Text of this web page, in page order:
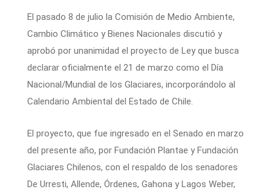
El pasado 8 de julio la Comisión de Medio Ambiente,
Cambio Climático y Bienes Nacionales discutió y
aprobó por unanimidad el proyecto de Ley que busca
declarar oficialmente el 21 de marzo como el Día
Nacional/Mundial de los Glaciares, incorporándolo al
Calendario Ambiental del Estado de Chile.
El proyecto, que fue ingresado en el Senado en marzo
del presente año, por Fundación Plantae y Fundación
Glaciares Chilenos, con el respaldo de los senadores
De Urresti, Allende, Órdenes, Gahona y Lagos Weber,